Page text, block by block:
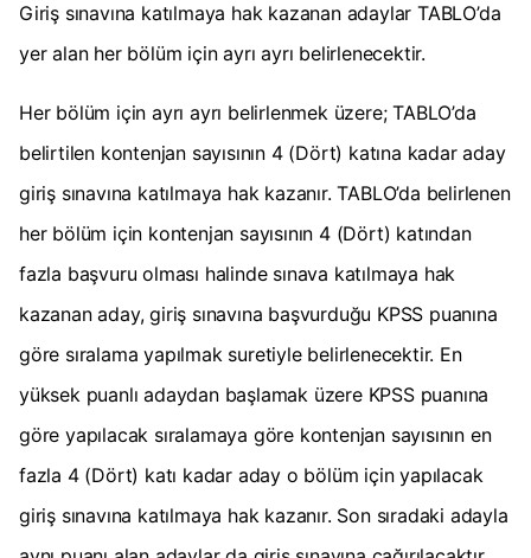
Giriş sınavına katılmaya hak kazanan adaylar TABLO’da
yer alan her bölüm için ayrı ayrı belirlenecektir.
Her bölüm için ayrı ayrı belirlenmek üzere; TABLO’da
belirtilen kontenjan sayısının 4 (Dört) katına kadar aday
giriş sınavına katılmaya hak kazanır. TABLO’da belirlenen
her bölüm için kontenjan sayısının 4 (Dört) katından
fazla başvuru olması halinde sınava katılmaya hak
kazanan aday, giriş sınavına başvurduğu KPSS puanına
göre sıralama yapılmak suretiyle belirlenecektir. En
yüksek puanlı adaydan başlamak üzere KPSS puanına
göre yapılacak sıralamaya göre kontenjan sayısının en
fazla 4 (Dört) katı kadar aday o bölüm için yapılacak
giriş sınavına katılmaya hak kazanır. Son sıradaki adayla